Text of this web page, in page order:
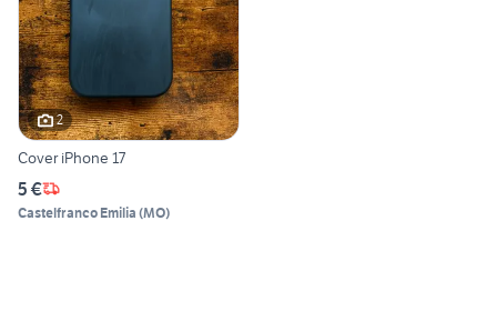
2
Cover iPhone 17
5 €
Castelfranco Emilia (MO)